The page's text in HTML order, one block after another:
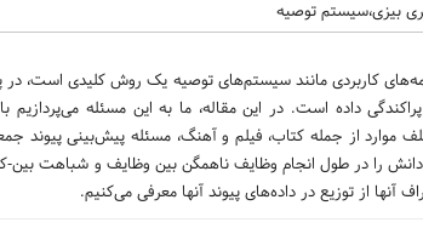
بیزی،سیستم توصیه
کاربردی مانند سیستم‌های توصیه یک روش کلیدی است، در
داده است. در این مقاله، ما به این مسئله
را در طول انجام وظایف ناهمگن بین وظایف و شباهت بین-
آنها از توزیع در داده‌های پیوند آنها معرفی می‌کنیم.